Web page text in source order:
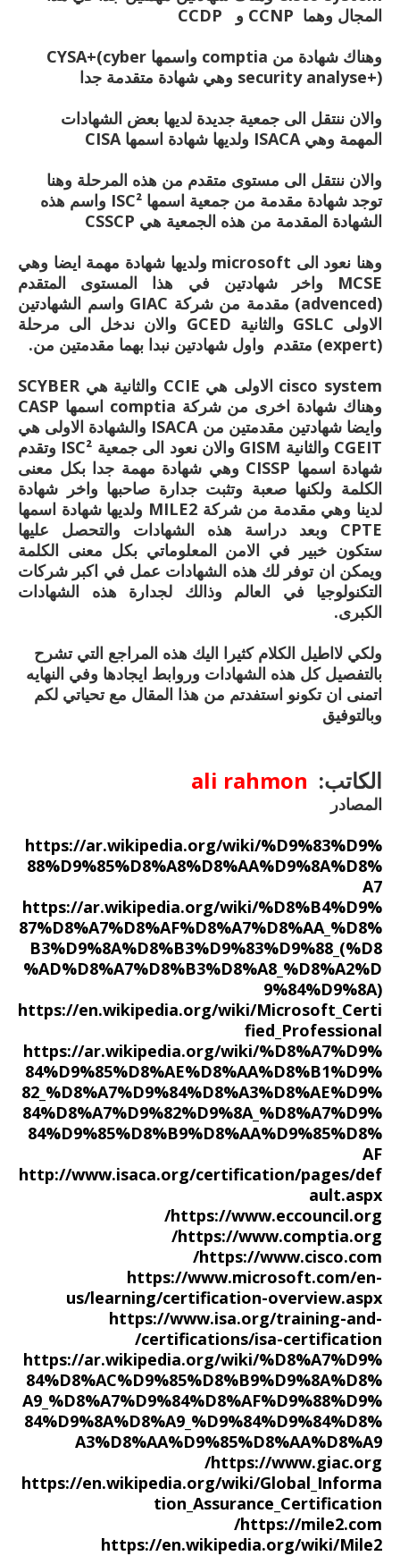
المجال وهما CCNP و CCDP
وهناك شهادة من comptia واسمها CYSA+(cyber
security analyse+) وهي شهادة متقدمة جدا
والان ننتقل الى جمعية جديدة لديها بعض الشهادات
المهمة وهي ISACA ولديها شهادة اسمها CISA
والان ننتقل الى مستوى متقدم من هذه المرحلة وهنا
توجد شهادة مقدمة من جمعية اسمها ISC² واسم هذه
الشهادة المقدمة من هذه الجمعية هي CSSCP
وهنا نعود الى microsoft ولديها شهادة مهمة ايضا وهي
MCSE واخر شهادتين في هذا المستوى المتقدم
(advenced) مقدمة من شركة GIAC واسم الشهادتين
الاولى GSLC والثانية GCED والان ندخل الى مرحلة
(expert) متقدم واول شهادتين نبدا بهما مقدمتين من.
cisco system الاولى هي CCIE والثانية هي SCYBER
وهناك شهادة اخرى من شركة comptia اسمها CASP
وايضا شهادتين مقدمتين من ISACA والشهادة الاولى هي
CGEIT والثانية GISM والان نعود الى جمعية ISC² وتقدم
شهادة اسمها CISSP وهي شهادة مهمة جدا بكل معنى
الكلمة ولكنها صعبة وتثبت جدارة صاحبها واخر شهادة
لدينا وهي مقدمة من شركة MILE2 ولديها شهادة اسمها
CPTE وبعد دراسة هذه الشهادات والتحصل عليها
ستكون خبير في الامن المعلوماتي بكل معنى الكلمة
ويمكن ان توفر لك هذه الشهادات عمل في اكبر شركات
التكنولوجيا في العالم وذالك لجدارة هذه الشهادات
الكبرى.
ولكي لااطيل الكلام كثيرا اليك هذه المراجع التي تشرح
بالتفصيل كل هذه الشهادات وروابط ايجادها وفي النهايه
اتمنى ان تكونو استفدتم من هذا المقال مع تحياتي لكم
وبالتوفيق
الكاتب: ali rahmon
المصادر
https://ar.wikipedia.org/wiki/%D9%83%D9%
88%D9%85%D8%A8%D8%AA%D9%8A%D8%
A7
https://ar.wikipedia.org/wiki/%D8%B4%D9%
87%D8%A7%D8%AF%D8%A7%D8%AA_%D8%
B3%D9%8A%D8%B3%D9%83%D9%88_(%D8
%AD%D8%A7%D8%B3%D8%A8_%D8%A2%D
9%84%D9%8A)
https://en.wikipedia.org/wiki/Microsoft_Certi
fied_Professional
https://ar.wikipedia.org/wiki/%D8%A7%D9%
84%D9%85%D8%AE%D8%AA%D8%B1%D9%
82_%D8%A7%D9%84%D8%A3%D8%AE%D9%
84%D8%A7%D9%82%D9%8A_%D8%A7%D9%
84%D9%85%D8%B9%D8%AA%D9%85%D8%
AF
http://www.isaca.org/certification/pages/def
ault.aspx
https://www.eccouncil.org/
https://www.comptia.org/
https://www.cisco.com/
https://www.microsoft.com/en-
us/learning/certification-overview.aspx
https://www.isa.org/training-and-
certifications/isa-certification/
https://ar.wikipedia.org/wiki/%D8%A7%D9%
84%D8%AC%D9%85%D8%B9%D9%8A%D8%
A9_%D8%A7%D9%84%D8%AF%D9%88%D9%
84%D9%8A%D8%A9_%D9%84%D9%84%D8%
A3%D8%AA%D9%85%D8%AA%D8%A9
https://www.giac.org/
https://en.wikipedia.org/wiki/Global_Informa
tion_Assurance_Certification
https://mile2.com/
https://en.wikipedia.org/wiki/Mile2